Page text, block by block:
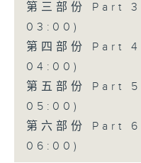
第三部份 Part
03:00)
第四部份 Part
04:00)
第五部份 Part
05:00)
第六部份 Part
06:00)